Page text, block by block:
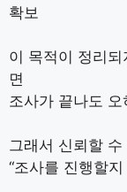
확보
이 목적이 정리
면
조사가 끝나도
그래서 신뢰할
“조사를 진행할